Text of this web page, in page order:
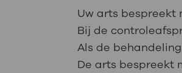
Uw arts bespreekt
Bij de
Als de
De arts bespreekt